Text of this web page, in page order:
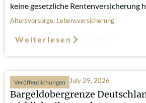
keine gesetzliche Rentenversicherung
Altersvorsorge, Lebensversicherung
Weiterlesen
Veröffentlichungen July 29, 2026
Bargeldobergrenze